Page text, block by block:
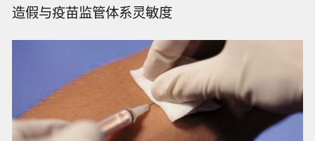
造假与疫苗监管体系灵敏度